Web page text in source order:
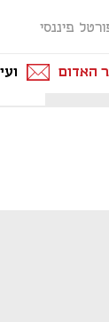
פיננסי
האדום